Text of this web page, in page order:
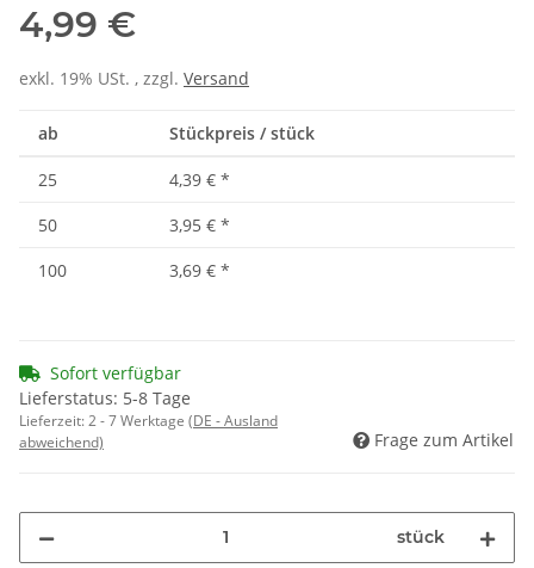
4,99 €
exkl. 19% USt. , zzgl. Versand
ab Stückpreis / stück
25 4,39 € *
50
3,95 € *
100
3,69 € *
Sofort verfügbar
Lieferstatus: 5-8 Tage
Lieferzeit:2 - 7 Werktage (DE - Ausland
abweichend)
Frage zum Artikel
stück